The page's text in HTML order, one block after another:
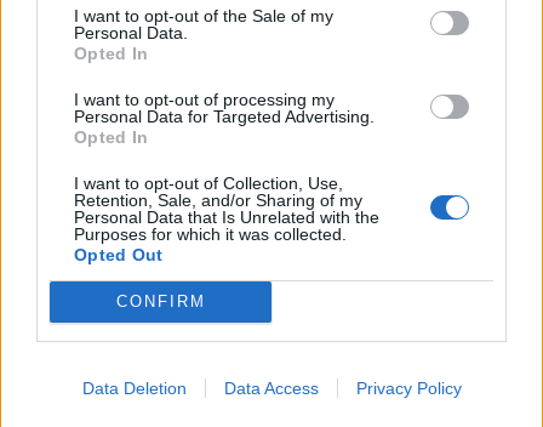
I want to opt-out of the Sale of my
Personal Data.
Opted In
I want to opt-out of processing my
Personal Data for Targeted Advertising.
Opted In
I want to opt-out of Collection, Use,
Retention, Sale, and/or Sharing of my
Personal Data that Is Unrelated with the
Purposes for which it was collected.
Opted Out
CONFIRM
Data Deletion Data Access Privacy Policy
Sim, depois de completares o piso
superior, tens que completar o
inferiorcom as chaves de osso.
7 Julho 2026